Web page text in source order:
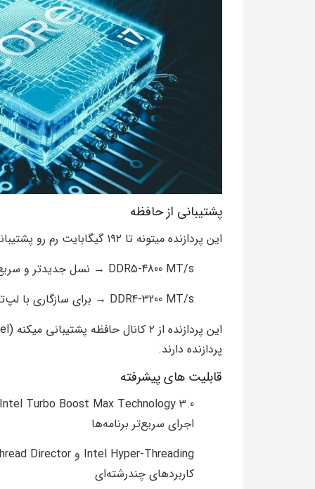
پشتیبانی از حافظه
این پردازنده میتونه تا ۱۹۲ گیگابایت رم رو پشتیبانی کنه که انواع اون بصورت زیر است :
DDR5-4800 MT/s → نسل جدیدتر و سریع‌تر رم‌ها که پهنای باند بیشتری دارن.
DDR4-3200 MT/s → برای سازگاری با لپ‌تاپ‌هایی که هنوز از DDR4 استفاده می‌کنن.
پردازنده دارند.
قابلیت های پیشرفته
اجرای سریع‌تر برنامه‌ها
کاربردهای چندرشته‌ای